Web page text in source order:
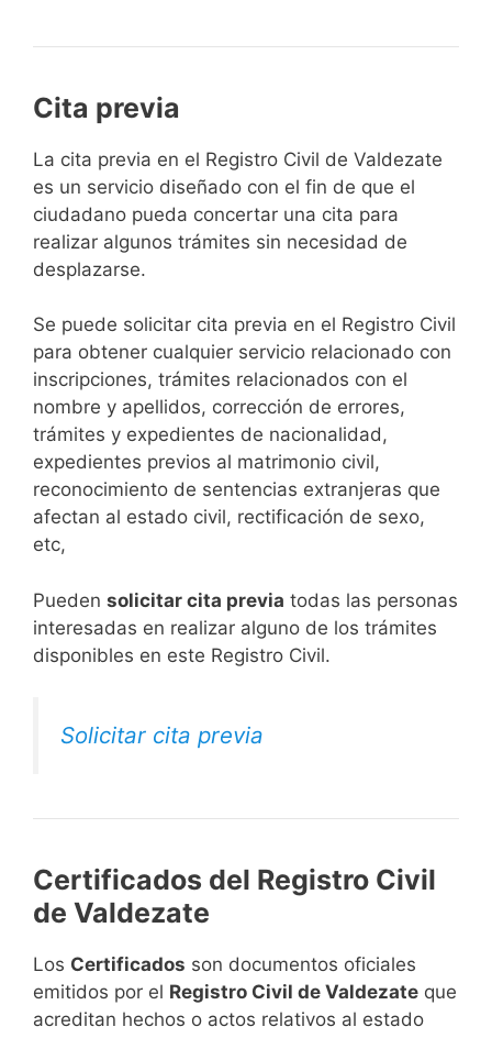
Cita previa
​​​​​​​​​​​​​​​​​​​​​​​​​​​​La cita previa en el Registro Civil de Valdezate
es un servicio diseñado con el fin de que el
ciudadano pueda concertar una cita para
realizar algunos trámites sin necesidad de
desplazarse.​
Se puede solicitar cita previa en el Registro Civil
para obtener cualquier servicio relacionado con
inscripciones, trámites relacionados con el
nombre y apellidos, corrección de errores,
trámites y expedientes de nacionalidad,
expedientes previos al matrimonio civil,
reconocimiento de sentencias extranjeras que
afectan al estado civil, rectificación de sexo,
etc,
​Pueden solicitar cita previa todas las personas
interesadas en realizar alguno de los trámites
disponibles en este Registro Civil.​
Solicitar cita previa
Certificados del Registro Civil
de Valdezate
Los Certificados son documentos oficiales
emitidos por el Registro Civil de Valdezate que
acreditan hechos o actos relativos al estado